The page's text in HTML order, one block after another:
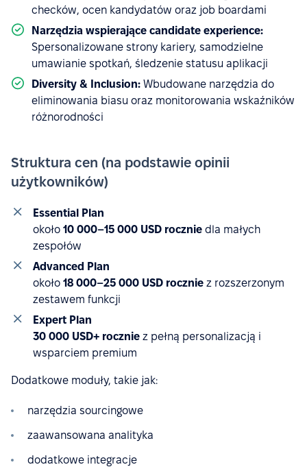
checków, ocen kandydatów oraz job boardami
Narzędzia wspierające candidate experience:
Spersonalizowane strony kariery, samodzielne
umawianie spotkań, śledzenie statusu aplikacji
Diversity & Inclusion: Wbudowane narzędzia do
eliminowania biasu oraz monitorowania wskaźników
różnorodności
Struktura cen (na podstawie opinii
użytkowników)
Essential Plan
około 10 000–15 000 USD rocznie dla małych
zespołów
Advanced Plan
około 18 000–25 000 USD rocznie z rozszerzonym
zestawem funkcji
Expert Plan
30 000 USD+ rocznie z pełną personalizacją i
wsparciem premium
Dodatkowe moduły, takie jak:
narzędzia sourcingowe
zaawansowana analityka
dodatkowe integracje